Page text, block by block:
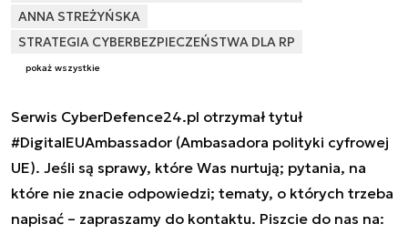
ANNA STREŻYŃSKA
STRATEGIA CYBERBEZPIECZEŃSTWA DLA RP
pokaż wszystkie
Serwis CyberDefence24.pl otrzymał tytuł
#DigitalEUAmbassador (Ambasadora polityki cyfrowej
UE). Jeśli są sprawy, które Was nurtują; pytania, na
które nie znacie odpowiedzi; tematy, o których trzeba
napisać – zapraszamy do kontaktu. Piszcie do nas na: